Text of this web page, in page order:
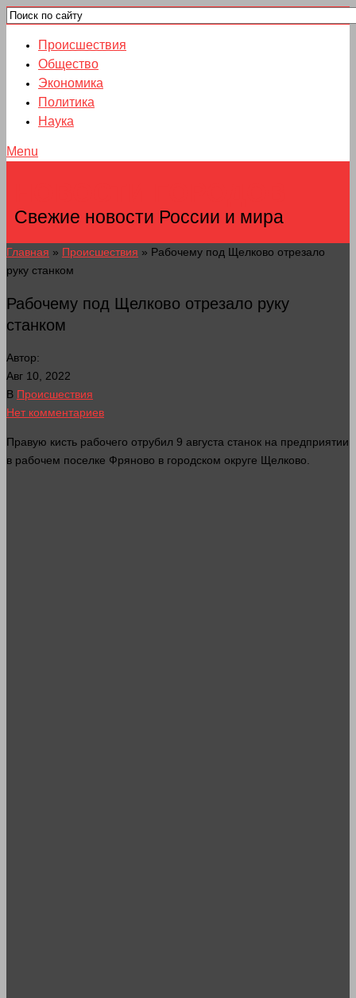
Происшествия
Общество
Экономика
Политика
Наука
Menu
Свежие новости России и мира
Главная » Происшествия » Рабочему под Щелково отрезало
руку станком
Рабочему под Щелково отрезало руку
станком
Автор:
Авг 10, 2022
В Происшествия
Нет комментариев
Правую кисть рабочего отрубил 9 августа станок на предприятии
в рабочем поселке Фряново в городском округе Щелково.